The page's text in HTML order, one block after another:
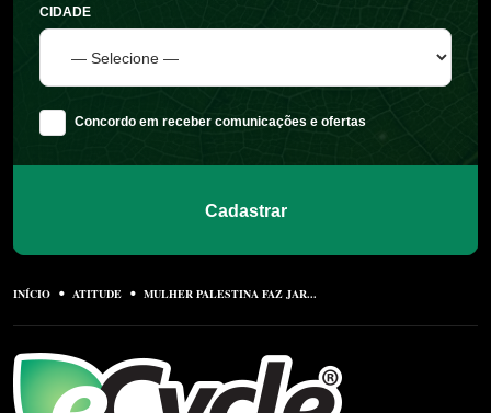
CIDADE
Concordo em receber comunicações e ofertas
Cadastrar
INÍCIO ATITUDE MULHER PALESTINA FAZ JAR...